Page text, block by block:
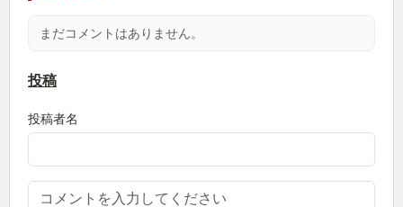
まだコメントはありません。
投稿
投稿者名